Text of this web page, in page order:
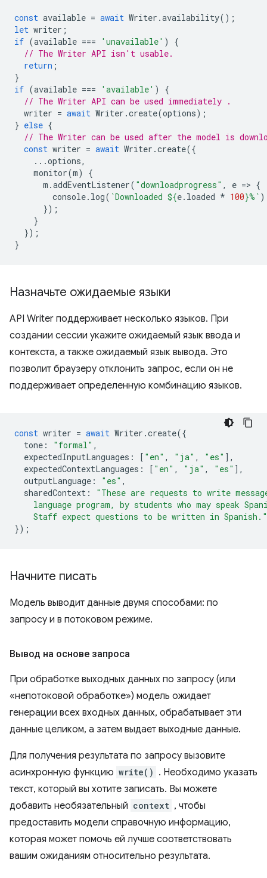
const available = await Writer .availability();
let writer ;
if (available === 'unavailable' )
{
// The Writer API isn't usable.
return ;
}
if (available === 'available' )
{
// The Writer API can be used immediately .
writer = await Writer .create(options);
} else {
// The Writer can be used after the model is
const writer = await Writer .create({
...options,
monitor(m)
{
m .addEventListener( "downloadprogress" , e => {
console. log( `Downloaded ${e. loaded * 100}%`
});
}
});
}
Назначьте ожидаемые языки
API Writer поддерживает несколько языков. При
создании сессии укажите ожидаемый язык ввода и
контекста, а также ожидаемый язык вывода. Это
позволит браузеру отклонить запрос, если он не
поддерживает определенную комбинацию языков.
const writer = await Writer .create({
tone : "formal" ,
expectedInputLanguages : [ "en" , "ja" , "es" ],
expectedContextLanguages : [ "en" , "ja" , "es" ],
outputLanguage : "es" ,
sharedContext :
"These are requests to write
language program, by students who may speak
    Staff expect questions to be written in Spanish."
});
Начните писать
Модель выводит данные двумя способами: по
запросу и в потоковом режиме.
Вывод на основе запроса
При обработке выходных данных по запросу (или
«непотоковой обработке») модель ожидает
генерации всех входных данных, обрабатывает эти
данные целиком, а затем выдает выходные данные.
Для получения результата по запросу вызовите
асинхронную функцию write() . Необходимо указать
текст, который вы хотите записать. Вы можете
добавить необязательный context , чтобы
предоставить модели справочную информацию,
которая может помочь ей лучше соответствовать
вашим ожиданиям относительно результата.